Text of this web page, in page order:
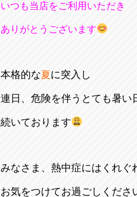
いつも当店をご利用いただき
ありがとうございます
本格的な夏に突入し
連日、危険を伴うとても暑い
続いております
みなさま、熱中症にはくれぐ
お気をつけてお過ごしくださ